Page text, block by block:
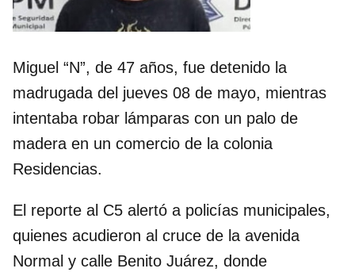
Miguel “N”, de 47 años, fue detenido la
madrugada del jueves 08 de mayo, mientras
intentaba robar lámparas con un palo de
madera en un comercio de la colonia
Residencias.
El reporte al C5 alertó a policías municipales,
quienes acudieron al cruce de la avenida
Normal y calle Benito Juárez, donde